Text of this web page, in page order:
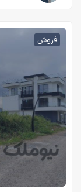
فروش